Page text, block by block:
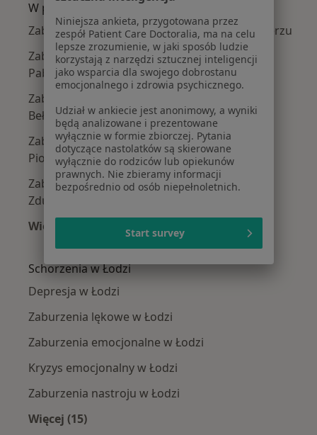
W pobliżu Łodzi
Zaburzenia w relacjach międzyludzkich w Zgierzu
Zaburzenia w relacjach międzyludzkich w
Pabianicach
Zaburzenia w relacjach międzyludzkich w
Bełchatowie
Zaburzenia w relacjach międzyludzkich w
Piotrkowie Trybunalskim
Zaburzenia w relacjach międzyludzkich w
Zduńskiej Woli
Więcej (11)
Więcej w kategorii: W pobliżu Łodzi
Schorzenia w Łodzi
Depresja w Łodzi
Zaburzenia lękowe w Łodzi
Zaburzenia emocjonalne w Łodzi
Kryzys emocjonalny w Łodzi
Zaburzenia nastroju w Łodzi
Więcej (15)
Niniejsza ankieta, przygotowana przez
zespół Patient Care Doctoralia, ma na celu
lepsze zrozumienie, w jaki sposób ludzie
korzystają z narzędzi sztucznej inteligencji
jako wsparcia dla swojego dobrostanu
emocjonalnego i zdrowia psychicznego.
Udział w ankiecie jest anonimowy, a wyniki
będą analizowane i prezentowane
wyłącznie w formie zbiorczej. Pytania
dotyczące nastolatków są skierowane
wyłącznie do rodziców lub opiekunów
prawnych. Nie zbieramy informacji
bezpośrednio od osób niepełnoletnich.
Start survey